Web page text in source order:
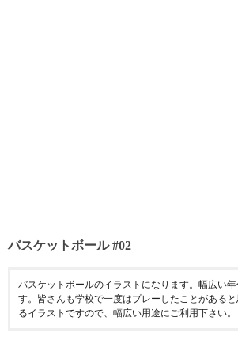
バスケットボール #02
バスケットボールのイラストになります。幅広い
す。皆さんも学校で一度はプレーしたことがある
るイラストですので、幅広い用途にご利用下さい。